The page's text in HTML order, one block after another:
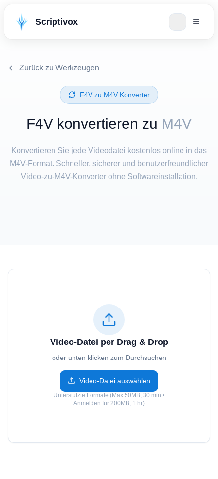
Scriptivox
Zurück zu Werkzeugen
⁦F4V⁩ zu ⁦M4V⁩ Konverter
⁦F4V⁩ konvertieren zu M4V
Konvertieren Sie jede Videodatei kostenlos online in das
M4V-Format. Schneller, sicherer und benutzerfreundlicher
Video-zu-M4V-Konverter ohne Softwareinstallation.
Video-Datei per Drag & Drop
oder unten klicken zum Durchsuchen
Video-Datei auswählen
Unterstützte Formate (Max 50MB, 30 min •
Anmelden für 200MB, 1 hr)